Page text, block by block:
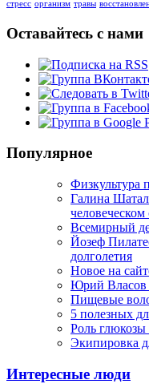
стресс организм травы
Оставайтесь с нами
Популярное
Физкультура
Галина
Всемирный
Йозеф
долголетия
Новое на
Юрий Власов
Пищевые
5 полезных
Роль
Экипировка
Интересные люди